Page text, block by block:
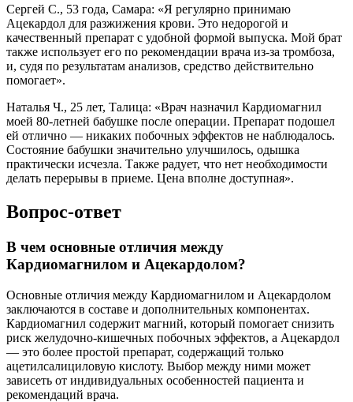
Сергей С., 53 года, Самара: «Я регулярно принимаю
Ацекардол для разжижения крови. Это недорогой и
качественный препарат с удобной формой выпуска. Мой брат
также использует его по рекомендации врача из-за тромбоза,
и, судя по результатам анализов, средство действительно
помогает».
Наталья Ч., 25 лет, Талица: «Врач назначил Кардиомагнил
моей 80-летней бабушке после операции. Препарат подошел
ей отлично — никаких побочных эффектов не наблюдалось.
Состояние бабушки значительно улучшилось, одышка
практически исчезла. Также радует, что нет необходимости
делать перерывы в приеме. Цена вполне доступная».
Вопрос-ответ
В чем основные отличия между
Кардиомагнилом и Ацекардолом?
Основные отличия между Кардиомагнилом и Ацекардолом
заключаются в составе и дополнительных компонентах.
Кардиомагнил содержит магний, который помогает снизить
риск желудочно-кишечных побочных эффектов, а Ацекардол
— это более простой препарат, содержащий только
ацетилсалициловую кислоту. Выбор между ними может
зависеть от индивидуальных особенностей пациента и
рекомендаций врача.